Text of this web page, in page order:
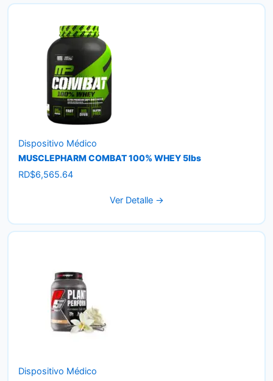
Dispositivo Médico
MUSCLEPHARM COMBAT 100% WHEY 5lbs
RD$6,565.64
Ver Detalle →
Dispositivo Médico